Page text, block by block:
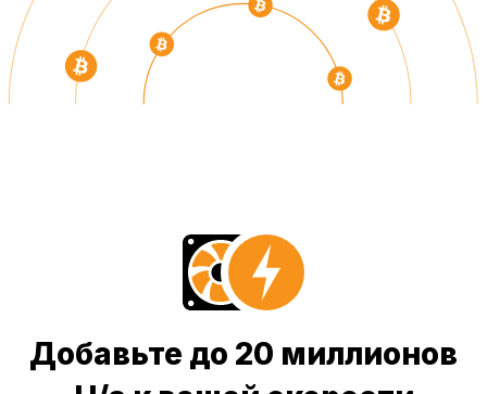
Добавьте до 20 миллионов